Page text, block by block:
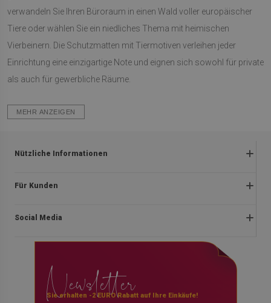
verwandeln Sie Ihren Büroraum in einen Wald voller europäischer
Tiere oder wählen Sie ein niedliches Thema mit heimischen
Vierbeinern. Die Schutzmatten mit Tiermotiven verleihen jeder
Einrichtung eine einzigartige Note und eignen sich sowohl für private
als auch für gewerbliche Räume.
MEHR ANZEIGEN
Nützliche Informationen
Rückgabe und beanstandungen
Datenschutzerklärung
Zahlungen
Für Kunden
Impressum
Social Media
instagram
youtube
Newsletter
Sie erhalten -2 EURO Rabatt auf Ihre Einkäufe!